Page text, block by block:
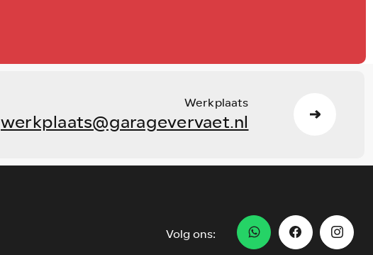
Werkplaats
werkplaats@garagevervaet.nl
Volg ons: